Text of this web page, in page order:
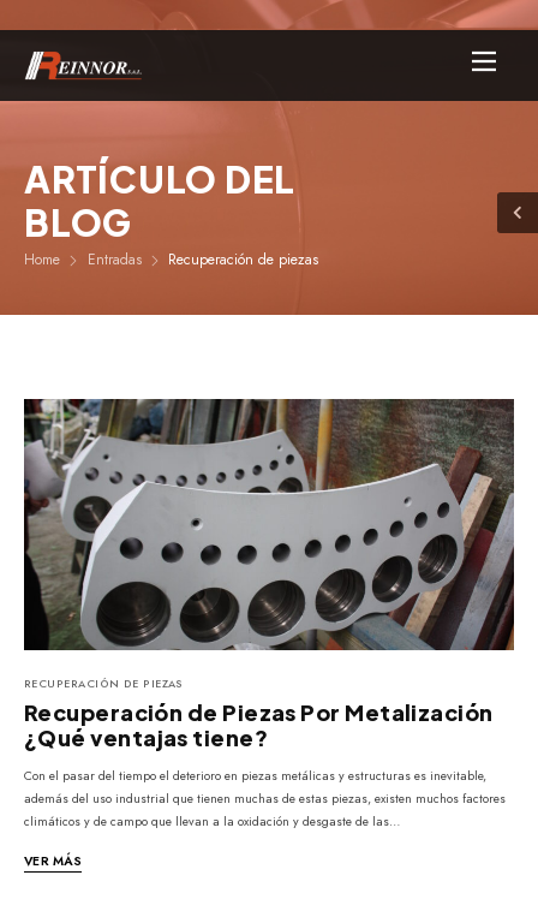
ARTÍCULO DEL
BLOG
Home Entradas Recuperación de piezas
RECUPERACIÓN DE PIEZAS
Recuperación de Piezas Por Metalización
¿Qué ventajas tiene?
Con el pasar del tiempo el deterioro en piezas metálicas y estructuras es inevitable,
además del uso industrial que tienen muchas de estas piezas, existen muchos factores
climáticos y de campo que llevan a la oxidación y desgaste de las…
VER MÁS